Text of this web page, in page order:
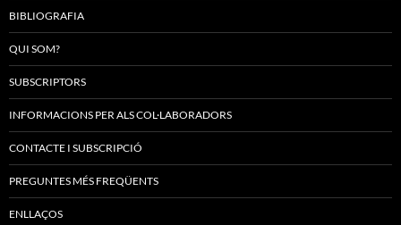
BIBLIOGRAFIA
QUI SOM?
SUBSCRIPTORS
INFORMACIONS PER ALS COL·LABORADORS
CONTACTE I SUBSCRIPCIÓ
PREGUNTES MÉS FREQÜENTS
ENLLAÇOS